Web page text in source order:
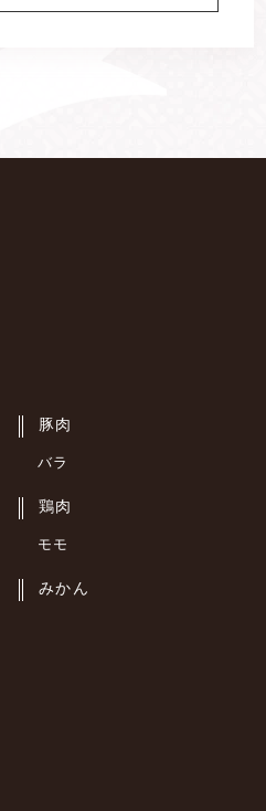
豚肉
バラ
鶏肉
モモ
みかん